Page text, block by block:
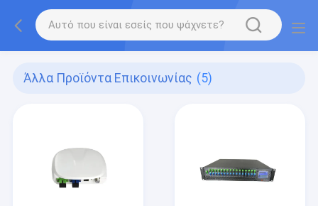
Άλλα Προϊόντα Επικοινωνίας (5)